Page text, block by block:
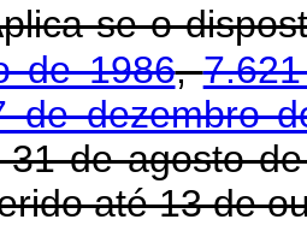
se o
de 1986,
de dezembro
31 de agosto
até 13 de